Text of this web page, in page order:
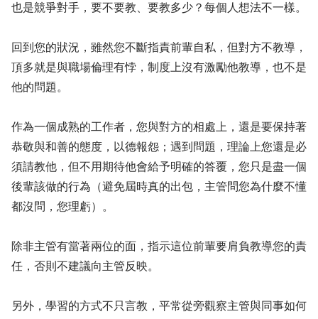
也是競爭對手，要不要教、要教多少？每個人想法不一樣。
回到您的狀況，雖然您不斷指責前輩自私，但對方不教導，
頂多就是與職場倫理有悖，制度上沒有激勵他教導，也不是
他的問題。
作為一個成熟的工作者，您與對方的相處上，還是要保持著
恭敬與和善的態度，以德報怨；遇到問題，理論上您還是必
須請教他，但不用期待他會給予明確的答覆，您只是盡一個
後輩該做的行為（避免屆時真的出包，主管問您為什麼不懂
都沒問，您理虧）。
除非主管有當著兩位的面，指示這位前輩要肩負教導您的責
任，否則不建議向主管反映。
另外，學習的方式不只言教，平常從旁觀察主管與同事如何